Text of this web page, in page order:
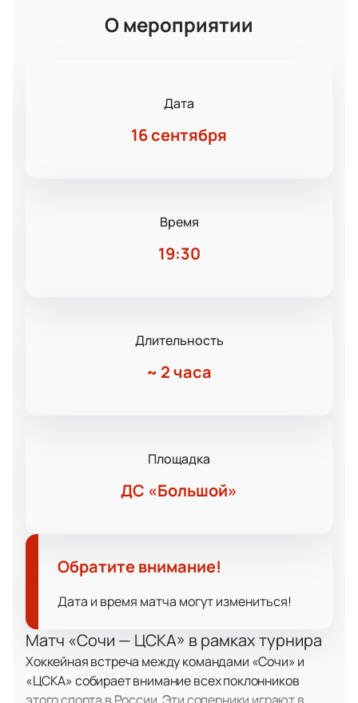
О мероприятии
Дата
16 сентября
Время
19:30
Длительность
~ 2 часа
Площадка
ДС «Большой»
Обратите внимание!
Дата и время матча могут измениться!
Матч «Сочи — ЦСКА» в рамках турнира
Хоккейная встреча между командами «Сочи» и
«ЦСКА» собирает внимание всех поклонников